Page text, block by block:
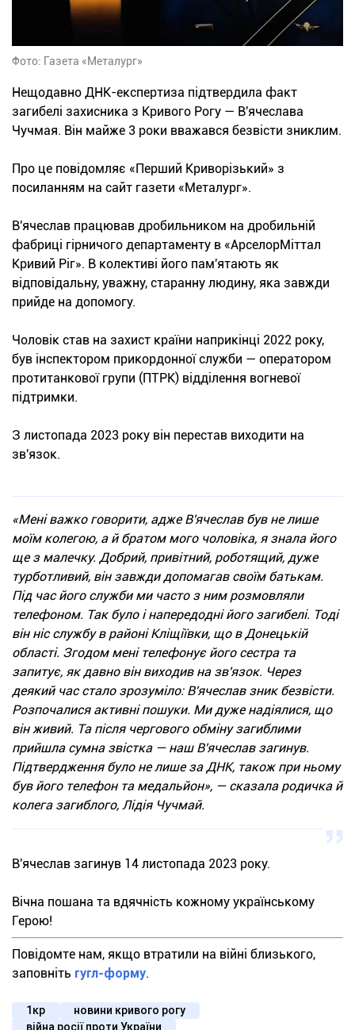
Фото: Газета «Металург»
Нещодавно ДНК-експертиза підтвердила факт
загибелі захисника з Кривого Рогу — В'ячеслава
Чучмая. Він майже 3 роки вважався безвісти зниклим.
Про це повідомляє «Перший Криворізький» з
посиланням на сайт газети «Металург».
В'ячеслав працював дробильником на дробильній
фабриці гірничого департаменту в «АрселорМіттал
Кривий Ріг». В колективі його пам'ятають як
відповідальну, уважну, старанну людину, яка завжди
прийде на допомогу.
Чоловік став на захист країни наприкінці 2022 року,
був інспектором прикордонної служби — оператором
протитанкової групи (ПТРК) відділення вогневої
підтримки.
З листопада 2023 року він перестав виходити на
зв'язок.
«Мені важко говорити, адже В'ячеслав був не лише
моїм колегою, а й братом мого чоловіка, я знала його
ще з малечку. Добрий, привітний, роботящий, дуже
турботливий, він завжди допомагав своїм батькам.
Під час його служби ми часто з ним розмовляли
телефоном. Так було і напередодні його загибелі. Тоді
він ніс службу в районі Кліщіївки, що в Донецькій
області. Згодом мені телефонує його сестра та
запитує, як давно він виходив на зв'язок. Через
деякий час стало зрозуміло: В'ячеслав зник безвісти.
Розпочалися активні пошуки. Ми дуже надіялися, що
він живий. Та після чергового обміну загиблими
прийшла сумна звістка — наш В'ячеслав загинув.
Підтвердження було не лише за ДНК, також при ньому
був його телефон та медальйон», — сказала родичка й
колега загиблого, Лідія Чучмай.
В'ячеслав загинув 14 листопада 2023 року.
Вічна пошана та вдячність кожному українському
Герою!
Повідомте нам, якщо втратили на війні близького,
заповніть гугл-форму.
1кр
новини кривого рогу
війна росії проти України